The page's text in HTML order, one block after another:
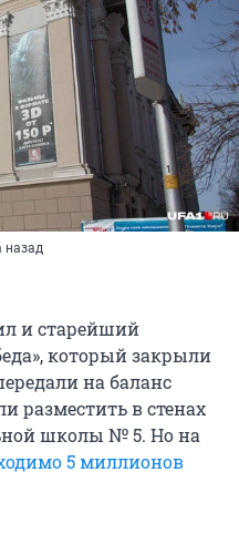
назад
и старейший
который закрыли
на баланс
разместить в стенах
школы № 5. Но на
5 миллионов